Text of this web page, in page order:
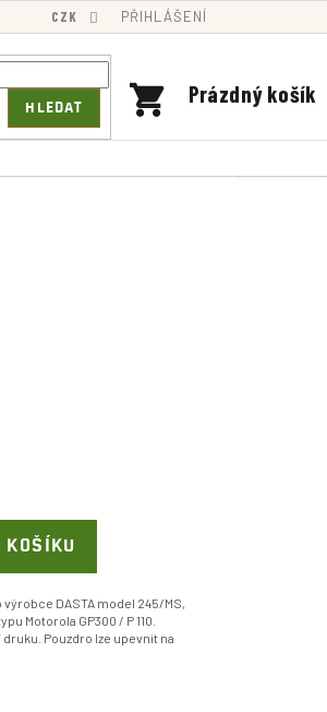
CZK PŘIHLÁŠENÍ
HLEDAT
NÁKUPNÍ
Prázdný košík
KOŠÍKU
DASTA model 245/MS,
Motorola GP300 / P 110.
Pouzdro lze upevnit na